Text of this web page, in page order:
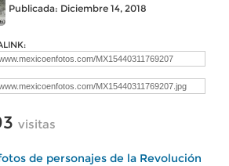
Publicada: Diciembre 14, 2018
visitas
de personajes de la Revolución